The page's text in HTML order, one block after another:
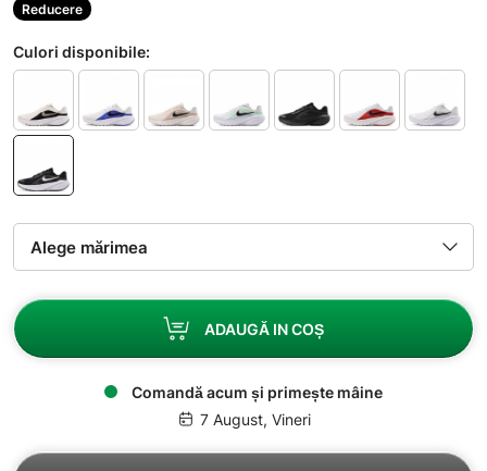
Reducere
Culori disponibile:
ADAUGĂ IN COȘ
Comandă acum și primește mâine
7 August, Vineri